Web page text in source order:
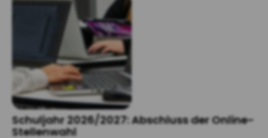
Schuljahr 2026/2027: Abschluss der Online-
Stellenwahl